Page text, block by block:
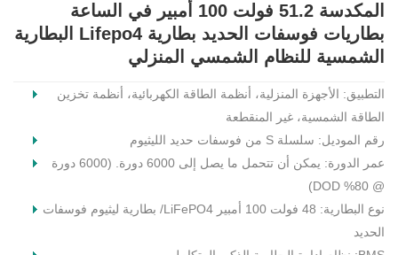
المكدسة 51.2 فولت 100 أمبير في الساعة
بطاريات فوسفات الحديد بطارية Lifepo4 البطارية
الشمسية للنظام الشمسي المنزلي
التطبيق: الأجهزة المنزلية، أنظمة الطاقة الكهربائية، أنظمة تخزين
الطاقة الشمسية، غير المنقطعة
رقم الموديل: سلسلة S من فوسفات حديد الليثيوم
عمر الدورة: يمكن أن تتحمل ما يصل إلى 6000 دورة. (6000 دورة
@ 80% DOD)
نوع البطارية: 48 فولت 100 أمبير LiFePO4/ بطارية ليثيوم فوسفات
الحديد